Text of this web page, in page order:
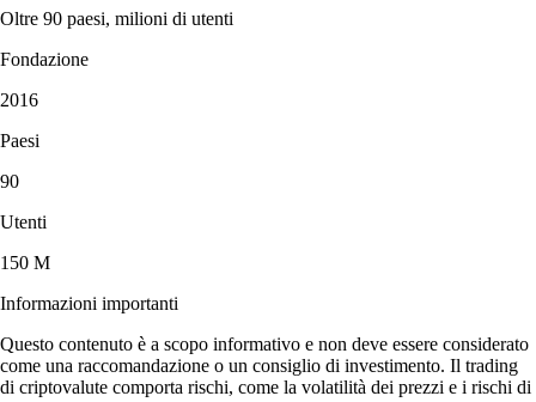
Oltre 90 paesi, milioni di utenti
Fondazione
2016
Paesi
90
Utenti
150 M
Informazioni importanti
Questo contenuto è a scopo informativo e non deve essere considerato
come una raccomandazione o un consiglio di investimento. Il trading
di criptovalute comporta rischi, come la volatilità dei prezzi e i rischi di